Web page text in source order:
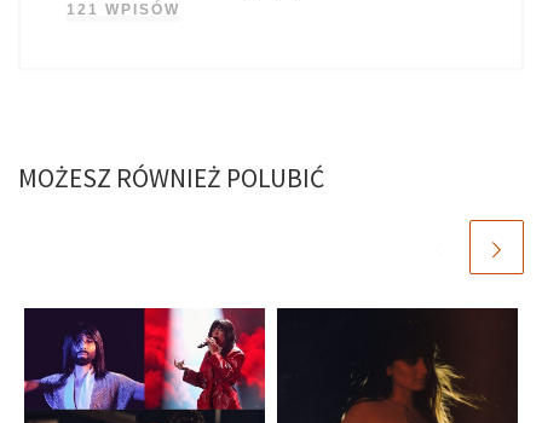
121 WPISÓW
MOŻESZ RÓWNIEŻ POLUBIĆ